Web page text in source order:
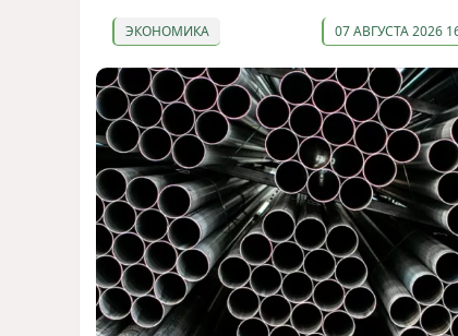
ЭКОНОМИКА 07 АВГУСТА 2026